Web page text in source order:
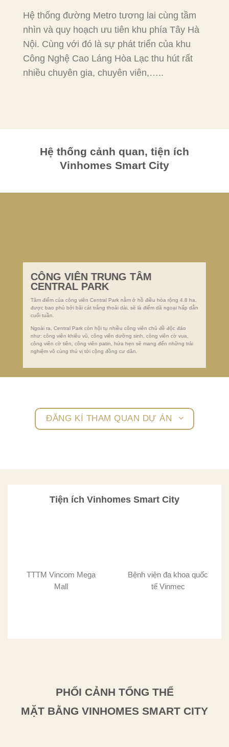
Hệ thống đường Metro tương lai cùng tầm
nhìn và quy hoạch ưu tiên khu phía Tây Hà
Nội. Cùng với đó là sự phát triển của khu
Công Nghệ Cao Láng Hòa Lạc thu hút rất
nhiều chuyên gia, chuyên viên,…..
Hệ thống cảnh quan, tiện ích
Vinhomes Smart City
CÔNG VIÊN TRUNG TÂM
CENTRAL PARK
Tâm điểm của công viên Central Park nằm ở hồ điều hòa rộng 4.8 ha,
được bao phủ bởi bãi cát trắng thoải dài, sẽ là điểm dã ngoại hấp dẫn
cuối tuần.
Ngoài ra, Central Park còn hội tụ nhiều công viên chủ đề độc đáo
như: công viên khiêu vũ, công viên dưỡng sinh, công viên cờ vua,
công viên cờ tiên, công viên patin, hứa hẹn sẽ mang đến những trải
nghiệm vô cùng thú vị tới cộng đồng cư dân.
ĐĂNG KÍ THAM QUAN DỰ ÁN
Tiện ích Vinhomes Smart City
TTTM Vincom Mega
Mall
Bệnh viện đa khoa quốc
tế Vinmec
PHỐI CẢNH TỔNG THỂ
MẶT BẰNG VINHOMES SMART CITY